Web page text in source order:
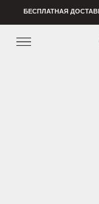
БЕСПЛАТНАЯ ДОСТАВКА ОТ 5000₽